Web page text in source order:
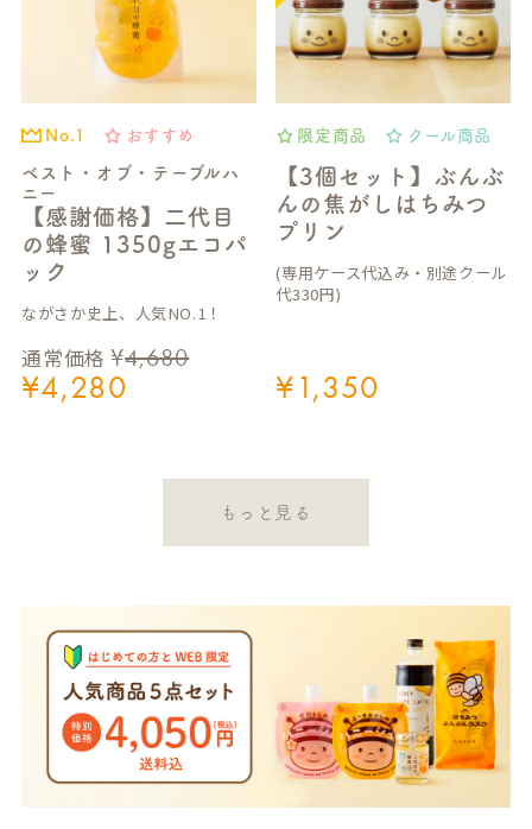
ベスト・オブ・テーブルハ
ニー
【感謝価格】二代目
の蜂蜜 1350gエコパ
ック
No.1 おすすめ
通常価格 ¥4,680
¥4,280
ながさか史上、人気NO.1！
【3個セット】ぶんぶ
んの焦がしはちみつ
プリン
限定商品 クール商品
¥1,350
(専用ケース代込み・別途クール
代330円)
もっと見る